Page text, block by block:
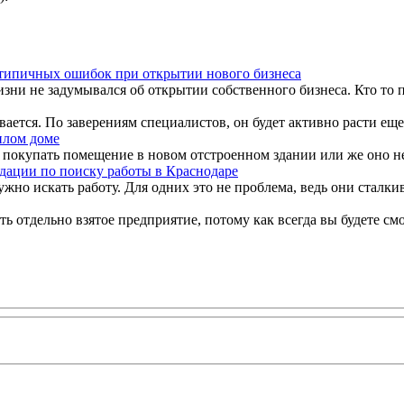
ошибок при открытии нового бизнеса
не задумывался об открытии собственного бизнеса. Кто то
По заверениям специалистов, он будет активно расти
доме
помещение в новом отстроенном здании или же оно
по поиску работы в Краснодаре
искать работу. Для одних это не проблема, ведь они
взятое предприятие, потому как всегда вы будете